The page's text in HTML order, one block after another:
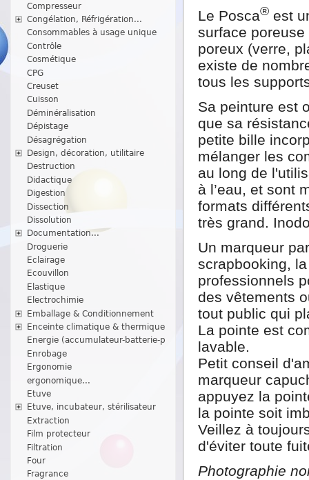
Compresseur
Congélation, Réfrigération...
Consommables à usage unique
Contrôle
Cosmétique
CPG
Creuset
Cuisson
Déminéralisation
Dépistage
Désagrégation
Design, décoration, utilitaire
Destruction
Didactique
Digestion
Dissection
Dissolution
Documentation...
Droguerie
Eclairage
Ecouvillon
Elastique
Electrochimie
Emballage & Conditionnement
Enceinte climatique & thermique
Energie (accumulateur-batterie-p
Enrobage
Ergonomie
ergonomique...
Etuve
Etuve, incubateur, stérilisateur
Extraction
Film protecteur
Filtration
Four
Fragrance
Le Posca® est
surface
poreux (verre,
existe de
tous les
Sa peinture est
que sa
petite bille
mélanger les
au long de
à l’eau, et sont
formats
très grand.
Un marqueur
scrapbooking,
professionnels
des vêtements
tout public qui
La pointe est
lavable.
Petit conseil
marqueur
appuyez la
la pointe soit
Veillez à
d'éviter toute
Photographie